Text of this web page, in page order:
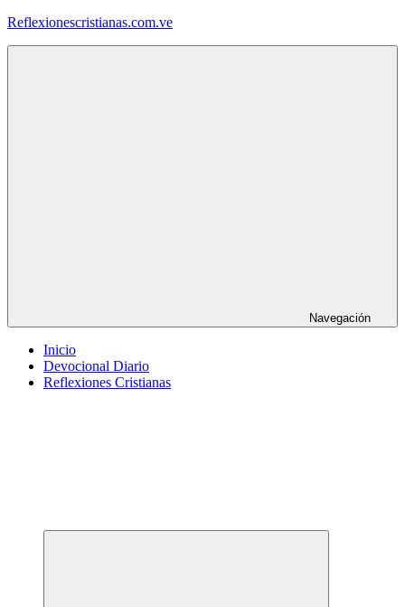
Saltar
Reflexionescristianas.com.ve
Navegación
Inicio
Devocional Diario
Reflexiones Cristianas